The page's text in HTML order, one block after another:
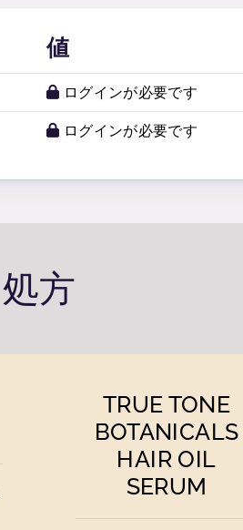
値
ログインが必要です
ログインが必要です
処方
TRUE TONE
BOTANICALS
HAIR OIL
SERUM